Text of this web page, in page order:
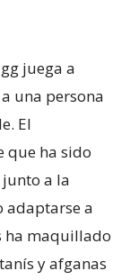
juega a
una persona
El
que ha sido
a la
adaptarse a
ha maquillado
y afganas